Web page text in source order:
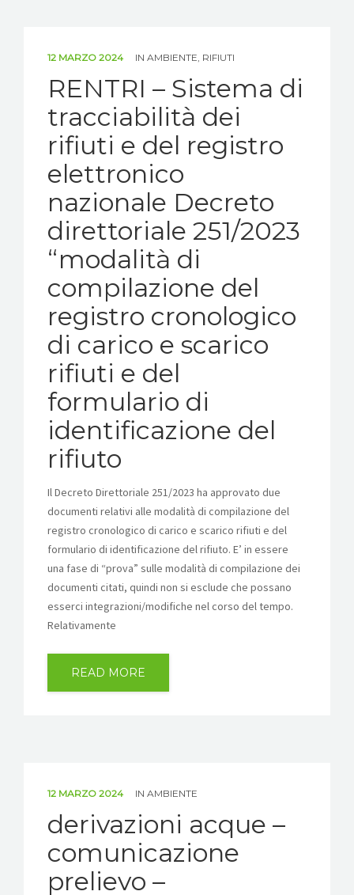
12 MARZO 2024 IN AMBIENTE RIFIUTI
RENTRI – Sistema di
tracciabilità dei
rifiuti e del registro
elettronico
nazionale Decreto
direttoriale 251/2023
“modalità di
compilazione del
registro cronologico
di carico e scarico
rifiuti e del
formulario di
identificazione del
rifiuto
Il Decreto Direttoriale 251/2023 ha approvato due
documenti relativi alle modalità di compilazione del
registro cronologico di carico e scarico rifiuti e del
formulario di identificazione del rifiuto. E’ in essere
una fase di “prova” sulle modalità di compilazione dei
documenti citati, quindi non si esclude che possano
esserci integrazioni/modifiche nel corso del tempo.
Relativamente
READ MORE
12 MARZO 2024 IN AMBIENTE
derivazioni acque –
comunicazione
prelievo –